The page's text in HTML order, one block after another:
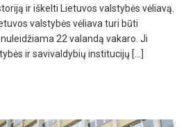
ir iškelti Lietuvos valstybės vėliavą.
valstybės vėliava turi būti
22 valandą vakaro. Ji
ir savivaldybių institucijų […]